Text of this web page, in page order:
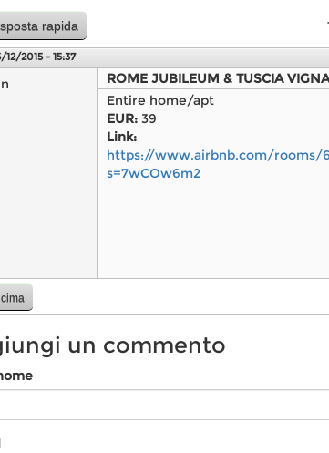
rapida
12/2015 - 15:37
ROME JUBILEUM & TUSCIA
Entire home/apt
EUR: 39
Link:
https://www.airbnb.com/rooms/
s=7wCOw6m2
cima
un commento